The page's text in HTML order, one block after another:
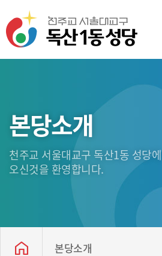
본당소개
천주교 서울대교구 독산1동 성당에
오신것을 환영합니다.
본당소개